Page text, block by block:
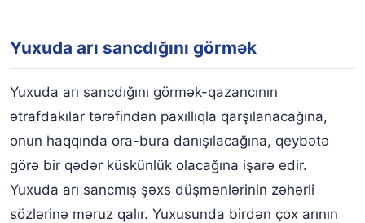
Yuxuda arı sancdığını görmək
Yuxuda arı sancdığını görmək-qazancının
ətrafdakılar tərəfindən paxıllıqla qarşılanacağına,
onun haqqında ora-bura danışılacağına, qeybətə
görə bir qədər küskünlük olacağına işarə edir.
Yuxuda arı sancmış şəxs düşmənlərinin zəhərli
sözlərinə məruz qalır. Yuxusunda birdən çox arının